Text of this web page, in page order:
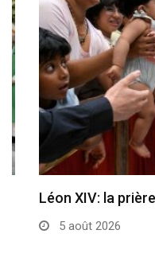
Léon XIV: la prière
5 août 2026